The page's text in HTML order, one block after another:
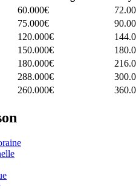
60.000€
75.000€
120.000€
150.000€
180.000€
288.000€
260.000€